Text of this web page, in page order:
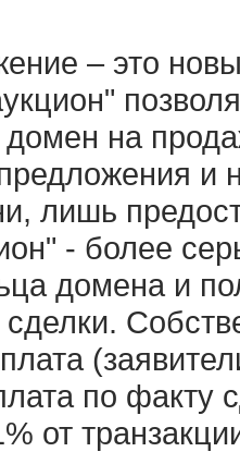
– это
домен на
и
лишь
- более
домена и
по
от